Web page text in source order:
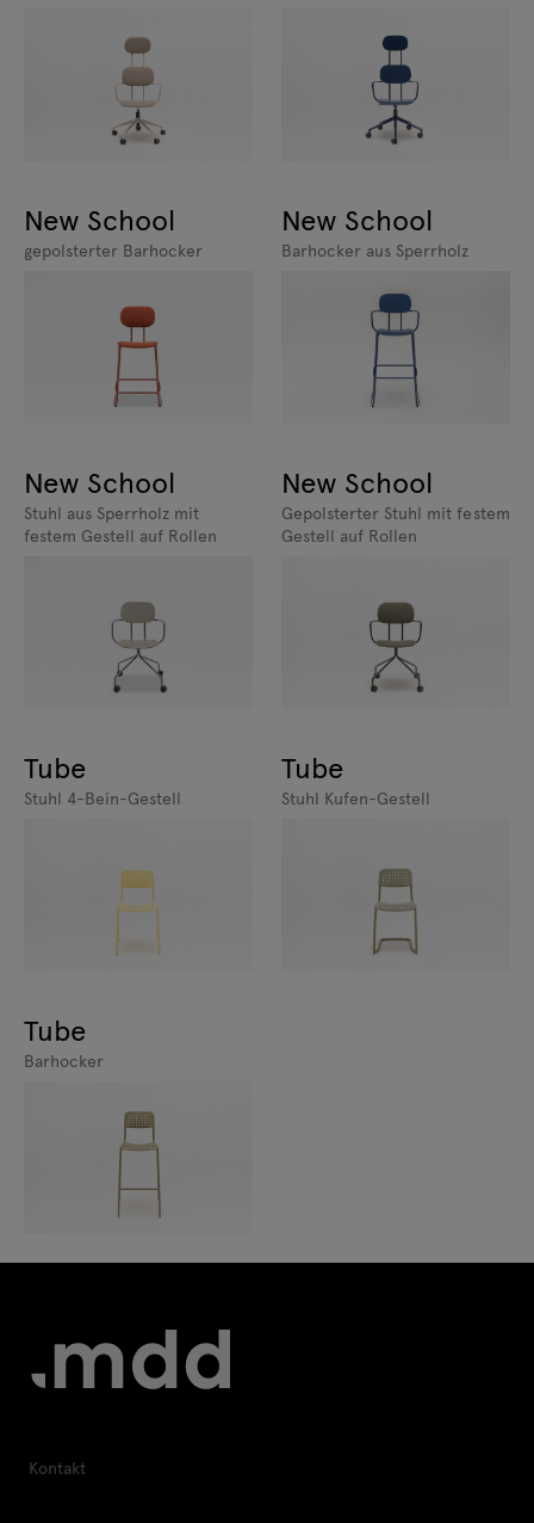
New School
gepolsterter Barhocker
New School
Barhocker aus Sperrholz
New School
Stuhl aus Sperrholz mit
festem Gestell auf Rollen
New School
Gepolsterter Stuhl mit festem
Gestell auf Rollen
Tube
Stuhl 4-Bein-Gestell
Tube
Stuhl Kufen-Gestell
Tube
Barhocker
Kontakt